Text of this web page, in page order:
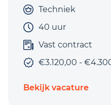
Techniek
40 uur
Vast contract
€3.120,00 -
Bekijk vacature